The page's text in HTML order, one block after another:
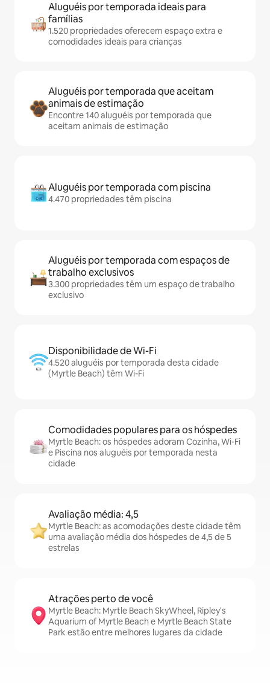
Aluguéis por temporada ideais para
famílias
1.520 propriedades oferecem espaço extra e
comodidades ideais para crianças
Aluguéis por temporada que aceitam
animais de estimação
Encontre 140 aluguéis por temporada que
aceitam animais de estimação
Aluguéis por temporada com piscina
4.470 propriedades têm piscina
Aluguéis por temporada com espaços de
trabalho exclusivos
3.300 propriedades têm um espaço de trabalho
exclusivo
Disponibilidade de Wi-Fi
4.520 aluguéis por temporada desta cidade
(Myrtle Beach) têm Wi-Fi
Comodidades populares para os hóspedes
Myrtle Beach: os hóspedes adoram Cozinha, Wi-Fi
e Piscina nos aluguéis por temporada nesta
cidade
Avaliação média: 4,5
Myrtle Beach: as acomodações deste cidade têm
uma avaliação média dos hóspedes de 4,5 de 5
estrelas
Atrações perto de você
Myrtle Beach: Myrtle Beach SkyWheel, Ripley's
Aquarium of Myrtle Beach e Myrtle Beach State
Park estão entre melhores lugares da cidade